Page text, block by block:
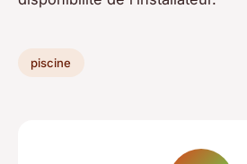
piscine